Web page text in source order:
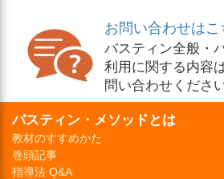
お問い合わせはこ
バスティン全般・
利用に関する内容
問い合わせください
バスティン・メソッドとは
教材のすすめかた
巻頭記事
指導法 Q&A